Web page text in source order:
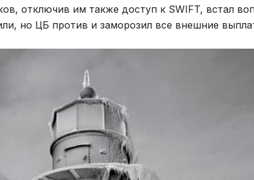
отключив им также доступ к SWIFT, встал
но ЦБ против и заморозил все внешние